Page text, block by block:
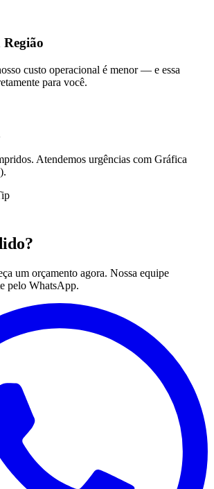
custo operacional é menor — e essa
para você.
Atendemos urgências com Gráfica
um orçamento agora. Nossa equipe
pelo WhatsApp.